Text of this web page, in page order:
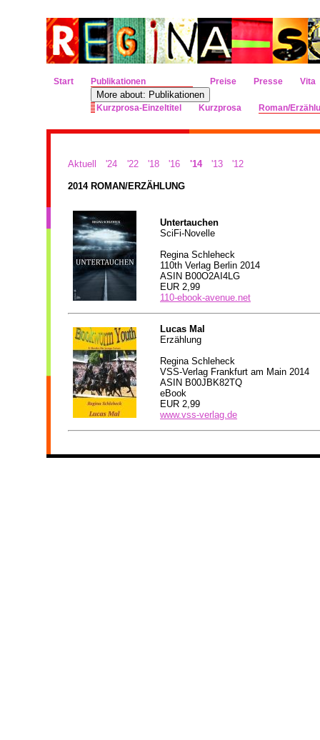
Start Publikationen
More about: Publikationen
Kurzprosa-Einzeltitel Kurzprosa Roman/
Preise Presse Vita
Aktuell '24 '22 '18 '16 '14 '13 '12
2014 ROMAN/ERZÄHLUNG
Untertauchen
SciFi-Novelle
Regina Schleheck
110th Verlag Berlin 2014
ASIN B00O2AI4LG
EUR 2,99
110-ebook-avenue.net
Lucas Mal
Erzählung
Regina Schleheck
VSS-Verlag Frankfurt am Main 2014
ASIN B00JBK82TQ
eBook
EUR 2,99
www.vss-verlag.de